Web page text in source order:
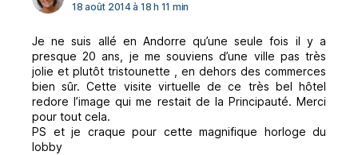
18 août 2014 à 18 h 11 min
Je ne suis allé en Andorre qu’une seule fois il y a
presque 20 ans, je me souviens d’une ville pas très
jolie et plutôt tristounette , en dehors des commerces
bien sûr. Cette visite virtuelle de ce très bel hôtel
redore l’image qui me restait de la Principauté. Merci
pour tout cela.
PS et je craque pour cette magnifique horloge du
lobby